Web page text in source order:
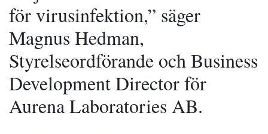
för virusinfektion,” säger
Magnus Hedman,
Styrelseordförande och Business
Development Director för
Aurena Laboratories AB.